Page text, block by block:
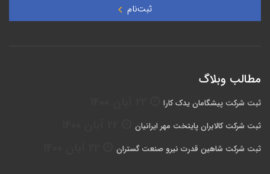
ثبت‌نام
مطالب وبلاگ
ثبت شرکت پیشگامان یدک کارا
ثبت شرکت کالابران پایتخت مهر ایرانیان
ثبت شرکت شاهین قدرت نیرو صنعت گستران